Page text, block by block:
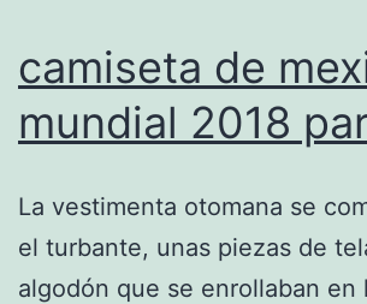
camiseta de
mundial 2018
La vestimenta otomana se
el turbante, unas piezas de
algodón que se enrollaban en